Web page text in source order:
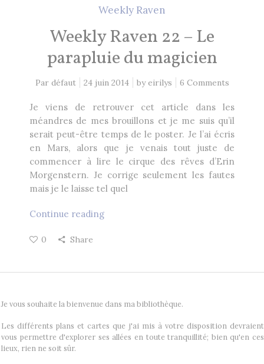
Les Cités des Anciens, Intégrale 1
Fantasy Art: Peindre Un Univers De
John Howe
The Art of Heikala: Works and
Thoughts
Heikala
Weekly Raven
Weekly Raven 22 – Le
parapluie du magicien
Par défaut 24 juin 2014 byeirilys 6 Comments
Je viens de retrouver cet article dans les
méandres de mes brouillons et je me suis qu’il
serait peut-être temps de le poster. Je l’ai écris
en Mars, alors que je venais tout juste de
commencer à lire le cirque des rêves d’Erin
Morgenstern. Je corrige seulement les fautes
mais je le laisse tel quel
Continue reading
0 Share
Je vous souhaite la bienvenue dans ma bibliothèque.
Les différents plans et cartes que j'ai mis à votre disposition devraient
vous permettre d'explorer ses allées en toute tranquillité; bien qu'en ces
lieux, rien ne soit sûr.